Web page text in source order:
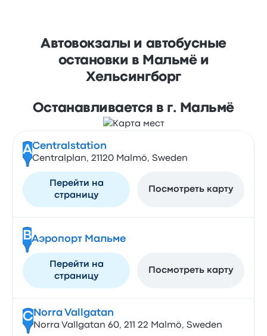
Автовокзалы и автобусные
остановки в Мальмё и
Хельсингборг
Останавливается в г. Мальмё
ACentralstation
Centralplan, 21120 Malmö, Sweden
Перейти на
страницу
Посмотреть карту
BАэропорт Мальме
Перейти на
страницу
Посмотреть карту
CNorra Vallgatan
Norra Vallgatan 60, 211 22 Malmö, Sweden